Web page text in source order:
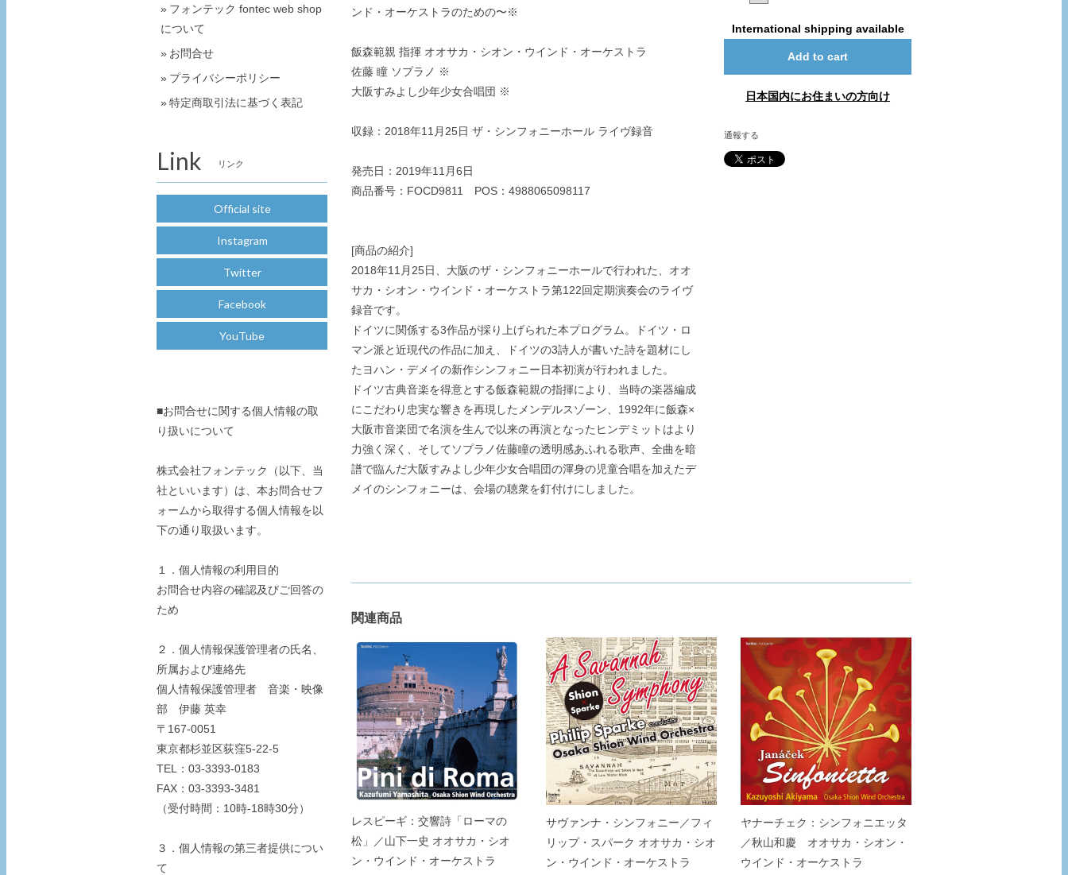
ンド・オーケストラのための〜※
飯森範親 指揮 オオサカ・シオン・ウインド・オーケストラ
佐藤 瞳 ソプラノ ※
大阪すみよし少年少女合唱団 ※
収録：2018年11月25日 ザ・シンフォニーホール ライヴ録音
発売日：2019年11月6日
商品番号：FOCD9811 POS：4988065098117
[商品の紹介]
2018年11月25日、大阪のザ・シンフォニーホールで行われた、オオ
サカ・シオン・ウインド・オーケストラ第122回定期演奏会のライヴ
録音です。
ドイツに関係する3作品が採り上げられた本プログラム。ドイツ・ロ
マン派と近現代の作品に加え、ドイツの3詩人が書いた詩を題材にし
たヨハン・デメイの新作シンフォニー日本初演が行われました。
ドイツ古典音楽を得意とする飯森範親の指揮により、当時の楽器編成
にこだわり忠実な響きを再現したメンデルスゾーン、1992年に飯森×
大阪市音楽団で名演を生んで以来の再演となったヒンデミットはより
力強く深く、そしてソプラノ佐藤瞳の透明感あふれる歌声、全曲を暗
譜で臨んだ大阪すみよし少年少女合唱団の渾身の児童合唱を加えたデ
メイのシンフォニーは、会場の聴衆を釘付けにしました。
International shipping available
Add to cart
日本国内にお住まいの方向け
通報する
関連商品
レスピーギ：交響詩「ローマの
松」／山下一史 オオサカ・シオ
ン・ウインド・オーケストラ
サヴァンナ・シンフォニー／フィ
リップ・スパーク オオサカ・シオ
ン・ウインド・オーケストラ
ヤナーチェク：シンフォニエッタ
／秋山和慶 オオサカ・シオン・
ウインド・オーケストラ
フォンテック fontec web shop
について
お問合せ
プライバシーポリシー
特定商取引法に基づく表記
Link リンク
Official site
Instagram
Twitter
Facebook
YouTube
■お問合せに関する個人情報の取
り扱いについて
株式会社フォンテック（以下、当
社といいます）は、本お問合せフ
ォームから取得する個人情報を以
下の通り取扱います。
１．個人情報の利用目的
お問合せ内容の確認及びご回答の
ため
２．個人情報保護管理者の氏名、
所属および連絡先
個人情報保護管理者 音楽・映像
部 伊藤 英幸
〒167-0051
東京都杉並区荻窪5-22-5
TEL：03-3393-0183
FAX：03-3393-3481
（受付時間：10時-18時30分）
３．個人情報の第三者提供につい
て